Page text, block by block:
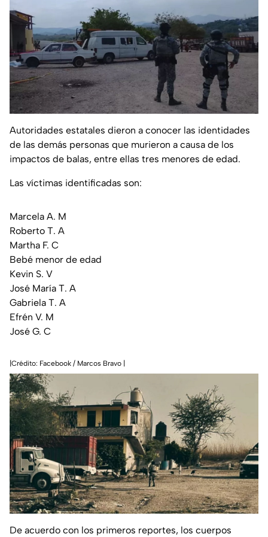
Autoridades estatales dieron a conocer las identidades
de las demás personas que murieron a causa de los
impactos de balas, entre ellas tres menores de edad.
Las víctimas identificadas son:
Marcela A. M
Roberto T. A
Martha F. C
Bebé menor de edad
Kevin S. V
José María T. A
Gabriela T. A
Efrén V. M
José G. C
|Crédito: Facebook / Marcos Bravo |
De acuerdo con los primeros reportes, los cuerpos